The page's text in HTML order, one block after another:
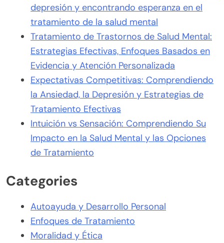
depresión y encontrando esperanza en el
tratamiento de la salud mental
Tratamiento de Trastornos de Salud Mental:
Estrategias Efectivas, Enfoques Basados en
Evidencia y Atención Personalizada
Expectativas Competitivas: Comprendiendo
la Ansiedad, la Depresión y Estrategias de
Tratamiento Efectivas
Intuición vs Sensación: Comprendiendo Su
Impacto en la Salud Mental y las Opciones
de Tratamiento
Categories
Autoayuda y Desarrollo Personal
Enfoques de Tratamiento
Moralidad y Ética